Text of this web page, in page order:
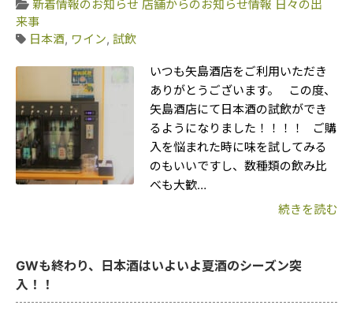
新着情報のお知らせ 店舗からのお知らせ情報 日々の出
来事
日本酒, ワイン, 試飲
いつも矢島酒店をご利用いただき
ありがとうございます。 この度、
矢島酒店にて日本酒の試飲ができ
るようになりました！！！！ ご購
入を悩まれた時に味を試してみる
のもいいですし、数種類の飲み比
べも大歓…
続きを読む
GWも終わり、日本酒はいよいよ夏酒のシーズン突
入！！